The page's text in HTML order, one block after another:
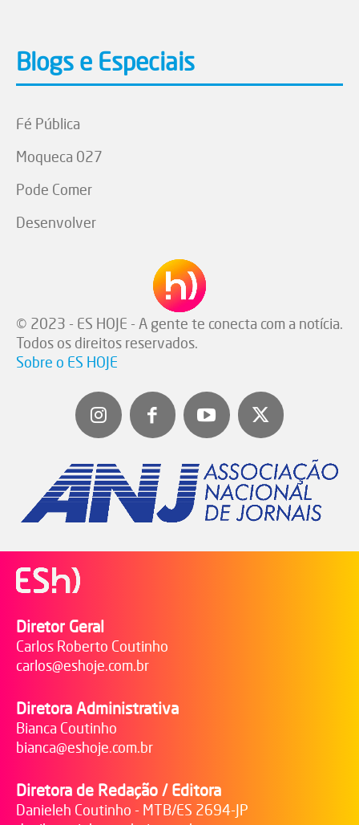
Blogs e Especiais
Fé Pública
Moqueca 027
Pode Comer
Desenvolver
© 2023 - ES HOJE - A gente te conecta com a notícia.
Todos os direitos reservados.
Sobre o ES HOJE
Diretor Geral
Carlos Roberto Coutinho
carlos@eshoje.com.br
Diretora Administrativa
Bianca Coutinho
bianca@eshoje.com.br
Diretora de Redação / Editora
Danieleh Coutinho - MTB/ES 2694-JP